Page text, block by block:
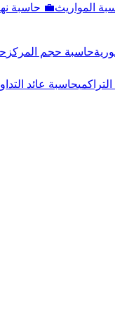
المواريث💼 حاسبة
حاسبة حجم المركز
حاسبة عائد